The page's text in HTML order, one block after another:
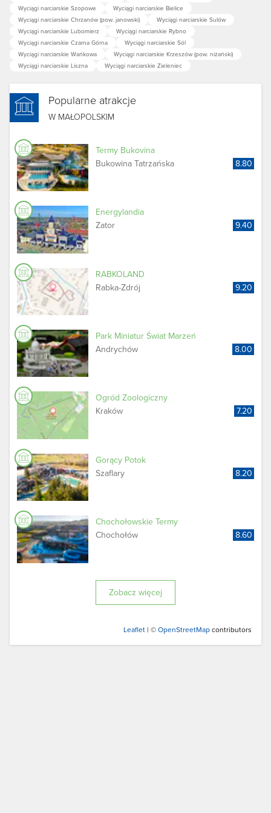
Wyciągi narciarskie Szopowe
Wyciągi narciarskie Bielice
Wyciągi narciarskie Chrzanów (pow. janowski)
Wyciągi narciarskie Sulów
Wyciągi narciarskie Lubomierz
Wyciągi narciarskie Rybno
Wyciągi narciarskie Czarna Górna
Wyciągi narciarskie Sól
Wyciągi narciarskie Wańkowa
Wyciągi narciarskie Krzeszów (pow. niżański)
Wyciągi narciarskie Liszna
Wyciągi narciarskie Zieleniec
Popularne atrakcje
W MAŁOPOLSKIM
Termy Bukovina
Bukowina Tatrzańska
8.80
Energylandia
Zator
9.40
RABKOLAND
Rabka-Zdrój
9.20
Park Miniatur Świat Marzeń
Andrychów
8.00
Ogród Zoologiczny
Kraków
7.20
Gorący Potok
Szaflary
8.20
Chochołowskie Termy
Chochołów
8.60
Zobacz więcej
Leaflet | ©OpenStreetMapcontributors